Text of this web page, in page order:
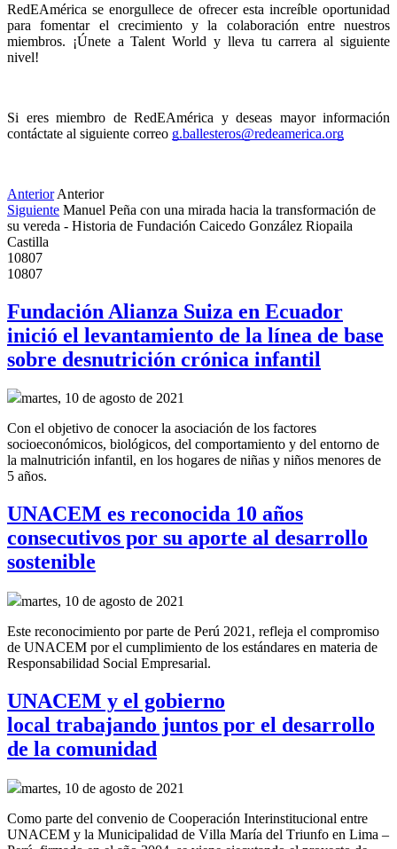
RedEAmérica se enorgullece de ofrecer esta increíble oportunidad
para fomentar el crecimiento y la colaboración entre nuestros
miembros. ¡Únete a Talent World y lleva tu carrera al siguiente
nivel!
Si eres miembro de RedEAmérica y deseas mayor información
contáctate al siguiente correo g.ballesteros@redeamerica.org
Anterior Anterior
Siguiente Manuel Peña con una mirada hacia la transformación de
su vereda - Historia de Fundación Caicedo González Riopaila
Castilla
10807
10807
Fundación Alianza Suiza en Ecuador
inició el levantamiento de la línea de base
sobre desnutrición crónica infantil
martes, 10 de agosto de 2021
Con el objetivo de conocer la asociación de los factores
socioeconómicos, biológicos, del comportamiento y del entorno de
la malnutrición infantil, en los hogares de niñas y niños menores de
5 años.
UNACEM es reconocida 10 años
consecutivos por su aporte al desarrollo
sostenible
martes, 10 de agosto de 2021
Este reconocimiento por parte de Perú 2021, refleja el compromiso
de UNACEM por el cumplimiento de los estándares en materia de
Responsabilidad Social Empresarial.
UNACEM y el gobierno
local trabajando juntos por el desarrollo
de la comunidad
martes, 10 de agosto de 2021
Como parte del convenio de Cooperación Interinstitucional entre
UNACEM y la Municipalidad de Villa María del Triunfo en Lima –